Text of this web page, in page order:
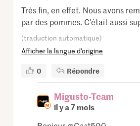
Très fin, en effet. Nous avons
par des pommes. C'était aussi
(traduction automatique)
Afficher la langue d’origine
0 Répondre
Migusto-Team
il y a 7 mois